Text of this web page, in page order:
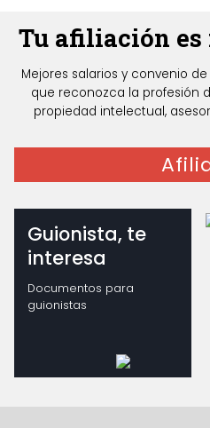
Tu afiliación es
Mejores salarios y convenio
que reconozca la profesión
propiedad intelectual,
Guionista, te
interesa
Documentos para
guionistas